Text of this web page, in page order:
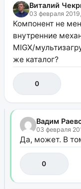
Виталий
03 февраля
Компонент не
внутренние
MIGX/
же каталог?
0
Вадим
03 февраля
Да, может. В
0